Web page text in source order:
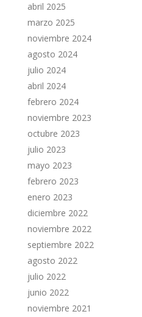
abril 2025
marzo 2025
noviembre 2024
agosto 2024
julio 2024
abril 2024
febrero 2024
noviembre 2023
octubre 2023
julio 2023
mayo 2023
febrero 2023
enero 2023
diciembre 2022
noviembre 2022
septiembre 2022
agosto 2022
julio 2022
junio 2022
noviembre 2021